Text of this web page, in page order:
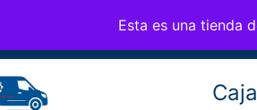
Esta es una tienda
info@cambiosfurgo.com